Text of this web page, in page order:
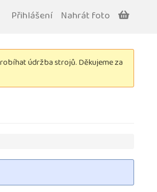
Přihlášení Nahrát foto
údržba strojů. Děkujeme za